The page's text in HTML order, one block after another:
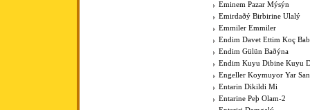
Eminem Pazar Mýsýn
Emirdaðý Birbirine Ulalý
Emmiler Emmiler
Endim Davet Ettim Koç
Endim Gülün Baðýna
Endim Kuyu Dibine Kuyu
Engeller Koymuyor Yar
Entarin Dikildi Mi
Entarine Peþ Olam-2